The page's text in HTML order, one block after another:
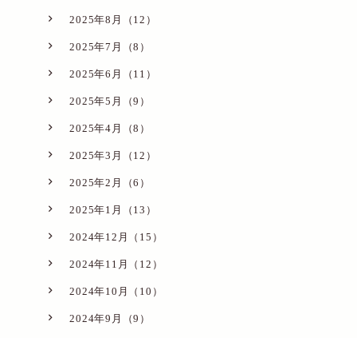
2025年8月（12）
2025年7月（8）
2025年6月（11）
2025年5月（9）
2025年4月（8）
2025年3月（12）
2025年2月（6）
2025年1月（13）
2024年12月（15）
2024年11月（12）
2024年10月（10）
2024年9月（9）